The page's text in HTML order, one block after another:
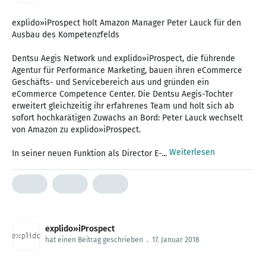
explido»iProspect holt Amazon Manager Peter Lauck für den
Ausbau des Kompetenzfelds
Dentsu Aegis Network und explido»iProspect, die führende
Agentur für Performance Marketing, bauen ihren eCommerce
Geschäfts- und Servicebereich aus und gründen ein
eCommerce Competence Center. Die Dentsu Aegis-Tochter
erweitert gleichzeitig ihr erfahrenes Team und holt sich ab
sofort hochkarätigen Zuwachs an Bord: Peter Lauck wechselt
von Amazon zu explido»iProspect.
In seiner neuen Funktion als Director E-... Weiterlesen
explido»iProspect
hat einen Beitrag geschrieben . 17. Januar 2018